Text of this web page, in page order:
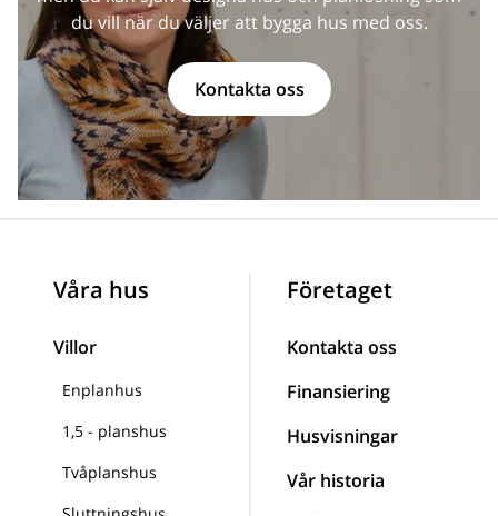
du vill när du väljer att bygga hus med oss.
Kontakta oss
Våra hus
Villor
Enplanhus
1,5 - planshus
Tvåplanshus
Företaget
Kontakta oss
Finansiering
Husvisningar
Vår historia